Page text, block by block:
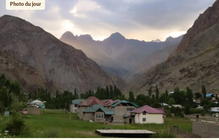
Photo du jour